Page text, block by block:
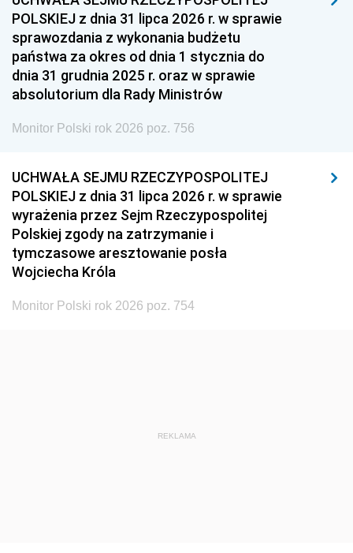
1939 1938 1937
1936 1930
POLSKIEJ z dnia 31 lipca 2026 r. w sprawie
sprawozdania z wykonania budżetu
państwa za okres od dnia 1 stycznia do
dnia 31 grudnia 2025 r. oraz w sprawie
absolutorium dla Rady Ministrów
Monitor Polski rok 2026 poz. 756
UCHWAŁA SEJMU RZECZYPOSPOLITEJ
POLSKIEJ z dnia 31 lipca 2026 r. w sprawie
wyrażenia przez Sejm Rzeczypospolitej
Polskiej zgody na zatrzymanie i
tymczasowe aresztowanie posła
Wojciecha Króla
Monitor Polski rok 2026 poz. 754
REKLAMA